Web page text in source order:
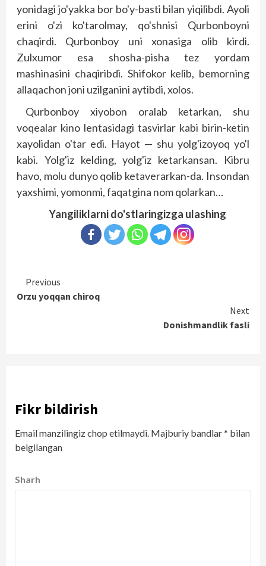
yonidagi jo'yakka bor bo'y-basti bilan yiqilibdi. Ayoli
erini o'zi ko'tarolmay, qo'shnisi Qurbonboyni
chaqirdi. Qurbonboy uni xonasiga olib kirdi.
Zulxumor esa shosha-pisha tez yordam
mashinasini chaqiribdi. Shifokor kelib, bemorning
allaqachon joni uzilganini aytibdi, xolos.
Qurbonboy xiyobon oralab ketarkan, shu
voqealar kino lentasidagi tasvirlar kabi birin-ketin
xayolidan o'tar edi. Hayot — shu yolg'izoyoq yo'l
kabi. Yolg'iz kelding, yolg'iz ketarkansan. Kibru
havo, molu dunyo qolib ketaverarkan-da. Insondan
yaxshimi, yomonmi, faqatgina nom qolarkan…
Yangiliklarni do'stlaringizga ulashing
Continue
Reading
Previous
Orzu yoqqan chiroq
Next
Donishmandlik fasli
Fikr bildirish
Email manzilingiz chop etilmaydi. Majburiy bandlar* bilan
belgilangan
Sharh